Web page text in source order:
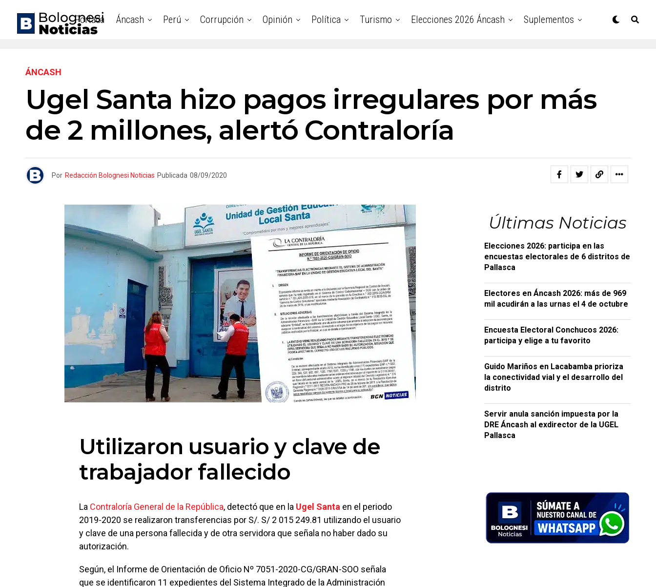
Portada Áncash Perú Corrupción Opinión Política Turismo Elecciones 2026 Áncash Suplementos
ÁNCASH
Ugel Santa hizo pagos irregulares por más
de 2 millones, alertó Contraloría
Por Redacción Bolognesi Noticias Publicada 08/09/2020
Utilizaron usuario y clave de
trabajador fallecido
La Contraloría General de la República, detectó que en la Ugel Santa en el periodo
2019-2020 se realizaron transferencias por S/. S/ 2 015 249.81 utilizando el usuario
y clave de una persona fallecida y de otra servidora que señala no haber dado su
autorización.
Según, el Informe de Orientación de Oficio Nº 7051-2020-CG/GRAN-SOO señala
que se identificaron 11 expedientes del Sistema Integrado de la Administración
Últimas Noticias
Elecciones 2026: participa en las
encuestas electorales de 6 distritos de
Pallasca
Electores en Áncash 2026: más de 969
mil acudirán a las urnas el 4 de octubre
Encuesta Electoral Conchucos 2026:
participa y elige a tu favorito
Guido Mariños en Lacabamba prioriza
la conectividad vial y el desarrollo del
distrito
Servir anula sanción impuesta por la
DRE Áncash al exdirector de la UGEL
Pallasca